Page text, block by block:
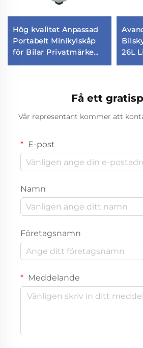
Hög kvalitet Anpassad
Portabelt Minikylskåp
för Bilar Privatmärke
Bilkyler för Hotell
26L
Få ett
Vår representant kommer att
E-post
Namn
Företagsnamn
Meddelande